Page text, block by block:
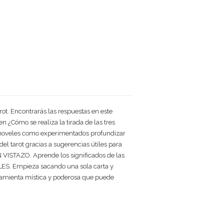
Encontrarás las respuestas en este
¿Cómo se realiza la tirada de las tres
como experimentados profundizar
tarot gracias a sugerencias útiles para
Aprende los significados de las
Empieza sacando una sola carta y
mística y poderosa que puede